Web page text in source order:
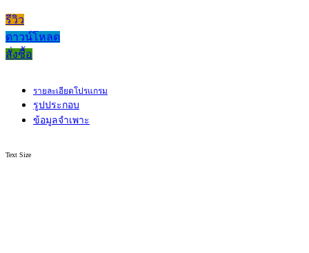
รีวิว
ดาวน์โหลด
สั่งซื้อ
รายละเอียดโปรแกรม
รูปประกอบ
ข้อมูลจำเพาะ
Text Size